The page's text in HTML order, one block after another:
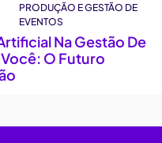
PRODUÇÃO E GESTÃO DE
EVENTOS
Na Gestão De
O Futuro